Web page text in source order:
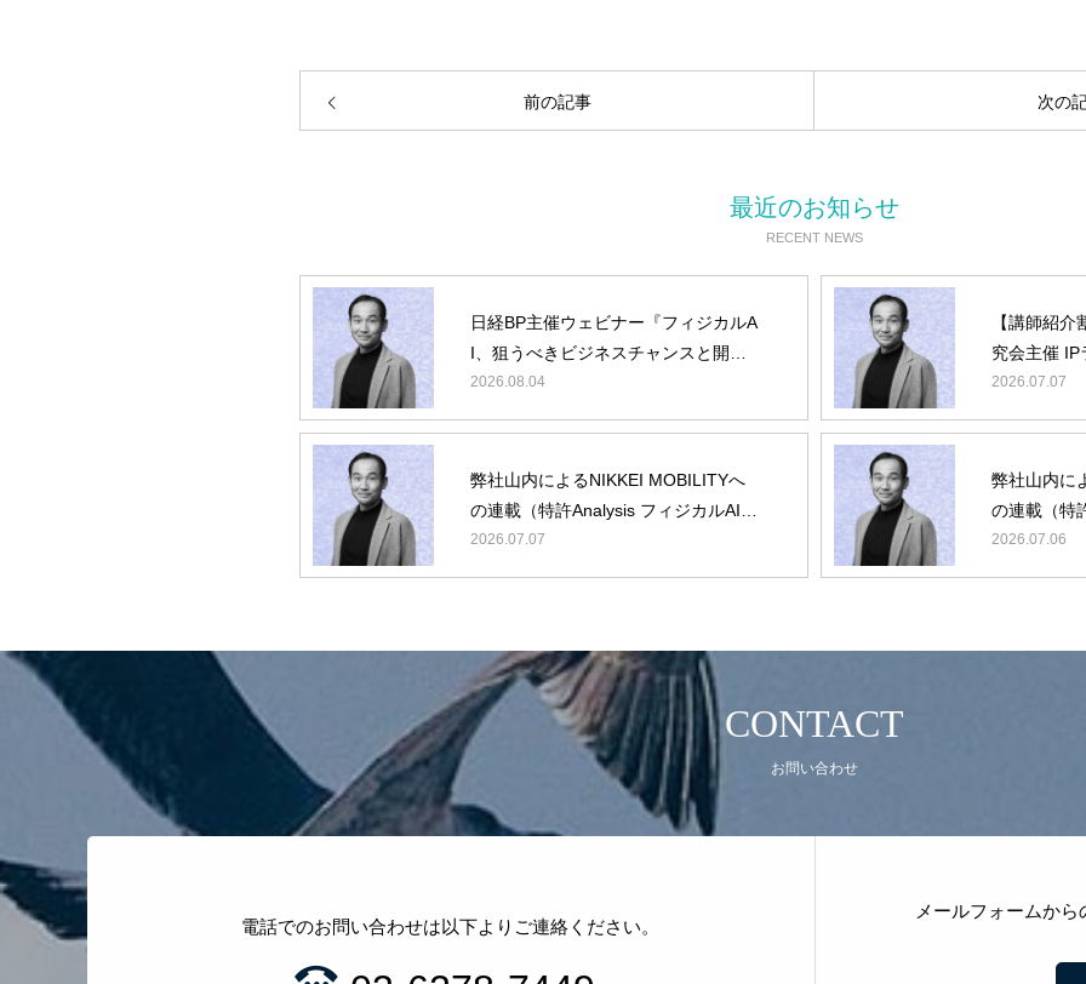
前の記事 次の
最近のお知らせ
RECENT NEWS
日経BP主催ウェビナー『フィジカルA
I、狙うべきビジネスチャンスと開発
ターゲット』に弊社山内が登壇
2026.08.04
【講師紹
究会主催 IP
ー『フィジ
2026.07.07
弊社山内によるNIKKEI MOBILITYへ
の連載（特許Analysis フィジカルAI）
第5回/最終回
2026.07.07
弊社山内に
の連載（特
第4回
2026.07.06
CONTACT
お問い合わせ
電話でのお問い合わせは以下よりご連絡ください。
メールフォームか
最新ニュース
役員・顧問紹介
IPランドスケープとは
動画コンテンツ
お問い合わせ